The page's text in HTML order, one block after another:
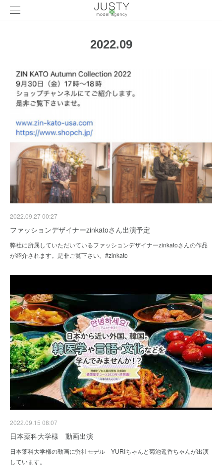
2022.09
2022.09.27 00:27
ファッションデザイナーzinkatoさん出演予定
弊社に所属していただいているファッションデザイナーzinkatoさんの作品
が紹介されます。是非ご覧下さい。#zinkato
2022.09.15 08:07
日本薬科大学様 動画出演
日本薬科大学様の動画に弊社モデル YURIちゃんと菊池遥香ちゃんが出演
しています。